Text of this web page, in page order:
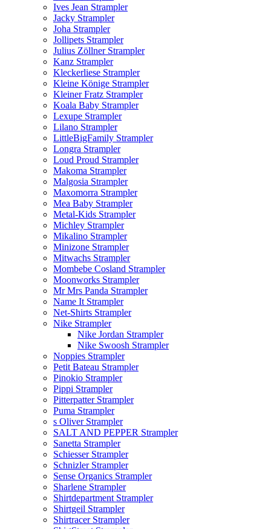
Ives Jean Strampler
Jacky Strampler
Joha Strampler
Jollipets Strampler
Julius Zöllner Strampler
Kanz Strampler
Kleckerliese Strampler
Kleine Könige Strampler
Kleiner Fratz Strampler
Koala Baby Strampler
Lexupe Strampler
Lilano Strampler
LittleBigFamily Strampler
Longra Strampler
Loud Proud Strampler
Makoma Strampler
Malgosia Strampler
Maxomorra Strampler
Mea Baby Strampler
Metal-Kids Strampler
Michley Strampler
Mikalino Strampler
Minizone Strampler
Mitwachs Strampler
Mombebe Cosland Strampler
Moonworks Strampler
Mr Mrs Panda Strampler
Name It Strampler
Net-Shirts Strampler
Nike Strampler
Nike Jordan Strampler
Nike Swoosh Strampler
Noppies Strampler
Petit Bateau Strampler
Pinokio Strampler
Pippi Strampler
Pitterpatter Strampler
Puma Strampler
s Oliver Strampler
SALT AND PEPPER Strampler
Sanetta Strampler
Schiesser Strampler
Schnizler Strampler
Sense Organics Strampler
Sharlene Strampler
Shirtdepartment Strampler
Shirtgeil Strampler
Shirtracer Strampler